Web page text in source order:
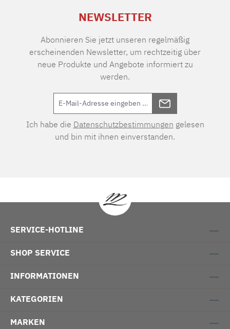
NEWSLETTER
Abonnieren Sie jetzt unseren regelmäßig
erscheinenden Newsletter, um rechtzeitig über
neue Produkte und Angebote informiert zu
werden.
Ich habe die Datenschutzbestimmungen gelesen
und bin mit ihnen einverstanden.
SERVICE-HOTLINE
SHOP SERVICE
INFORMATIONEN
KATEGORIEN
MARKEN